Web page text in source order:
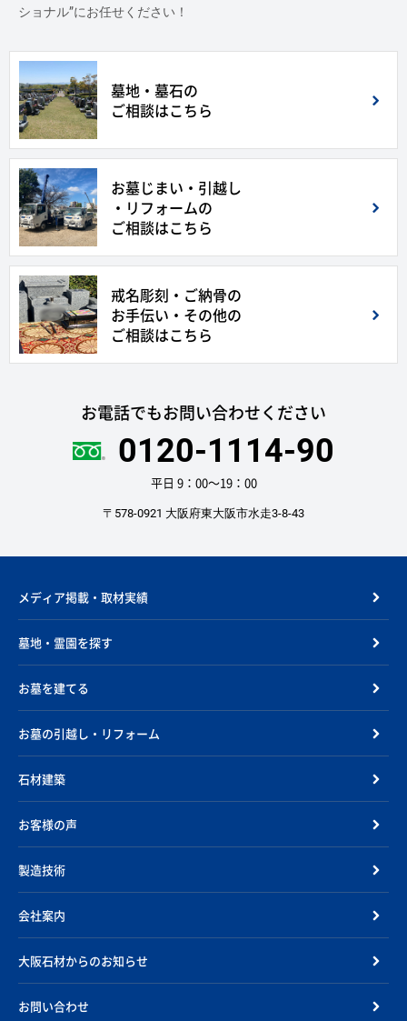
ショナル”にお任せください！
墓地・墓石の
ご相談はこちら
お墓じまい・引越し
・リフォームの
ご相談はこちら
戒名彫刻・ご納骨の
お手伝い・その他の
ご相談はこちら
お電話でもお問い合わせください
0120-1114-90
平日 9：00〜19：00
〒578-0921 大阪府東大阪市水走3-8-43
メディア掲載・取材実績
墓地・霊園を探す
お墓を建てる
お墓の引越し・リフォーム
石材建築
お客様の声
製造技術
会社案内
大阪石材からのお知らせ
お問い合わせ